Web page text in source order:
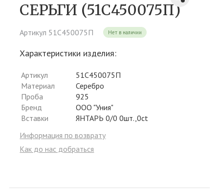
СЕРЬГИ (51С450075П)
Артикул 51С450075П Нет в наличии
Характеристики изделия:
Артикул
51С450075П
Материал
Серебро
Проба
925
Бренд
ООО "Уния"
Вставки
ЯНТАРЬ 0/0 0шт.,0ct
Информация по возврату
Как до нас добраться